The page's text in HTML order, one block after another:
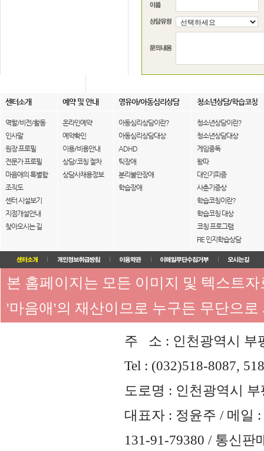
센터소개 예약 및 안내 영유아/아동심리상담 청소년상담/학습코칭
역할/비전/활동
인사말
원장 프로필
전문가 프로필
마음애의 특별함
조직도
센터 시설보기
지점개설안내
찾아오시는 길
온라인예약
예약확인
이용/비용안내
상담/코칭 절차
상담사채용정보
아동심리상담이란?
아동심리상담대상
ADHD
틱장애
분리불안장애
학습장애
청소년상담이란?
청소년상담대상
게임중독
왕따
대인기피증
사춘기증상
학습코칭이란?
학습코칭 대상
코칭 프로그램
FIE 인지학습상담
본 홈페이지는 모든 이미지 및 텍스트
'마음애'의 재산이므로 누구든 무단으
주 소 : 인천광역시 부
Tel : (032)518-8087,
도로명 : 인천광역시
대표자 : 정윤주 / 메일 :
131-91-79380 / 통신판